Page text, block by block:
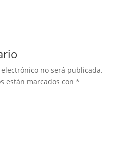
no será publicada.
están marcados con *